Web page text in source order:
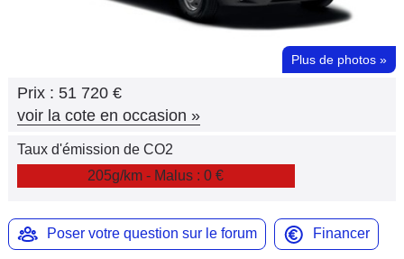
Marques
Plus de photos »
Prix : 51 720 €
voir la cote en occasion »
Taux d'émission de CO2
205g/km - Malus : 0 €
Poser votre question sur le forum Financer